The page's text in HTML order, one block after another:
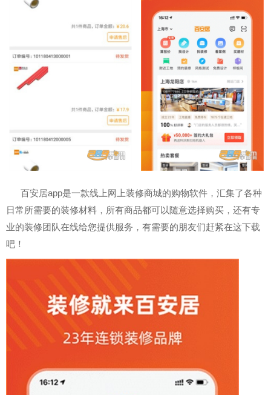
百安居app是一款线上网上装修商城的购物软件，汇集了各种
日常所需要的装修材料，所有商品都可以随意选择购买，还有专
业的装修团队在线给您提供服务，有需要的朋友们赶紧在这下载
吧！